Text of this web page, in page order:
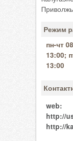
Режим
пн-чт
13:00;
13:00
web:
http://
http://